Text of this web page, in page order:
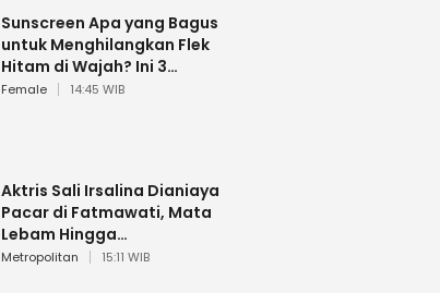
Sunscreen Apa yang Bagus
untuk Menghilangkan Flek
Hitam di Wajah? Ini 3
Rekomendasi sesuai Review
Female 14:45 WIB
Aktris Sali Irsalina Dianiaya
Pacar di Fatmawati, Mata
Lebam Hingga
Diselamatkan Polantas
Metropolitan 15:11 WIB